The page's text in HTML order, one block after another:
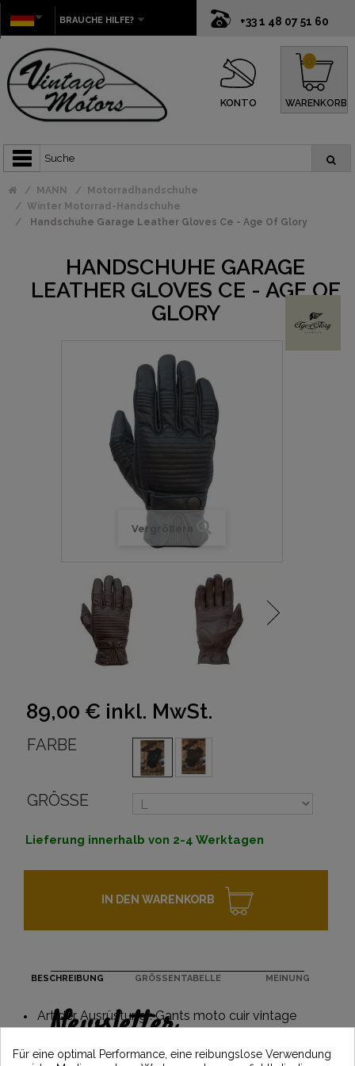
+33 1 48 07 51 60
BRAUCHE HILFE?
KONTO WARENKORB
0
MANN
Motorradhandschuhe
Winter Motorrad-Handschuhe
Handschuhe Garage Leather Gloves Ce - Age Of Glory
HANDSCHUHE GARAGE
LEATHER GLOVES CE - AGE OF
GLORY
Vergrößern
89,00 € inkl. MwSt.
FARBE
GRÖSSE
Lieferung innerhalb von 2-4 Werktagen
IN DEN WARENKORB
BESCHREIBUNG GRÖSSENTABELLE MEINUNG
Art der Ausrüstung : Gants moto cuir vintage
Newsletter
Erhalten Sie 5€ Rabatt auf Ihre erste
Bestellung, indem Sie sich anmelden und
Für eine optimal Performance, eine reibungslose Verwendung